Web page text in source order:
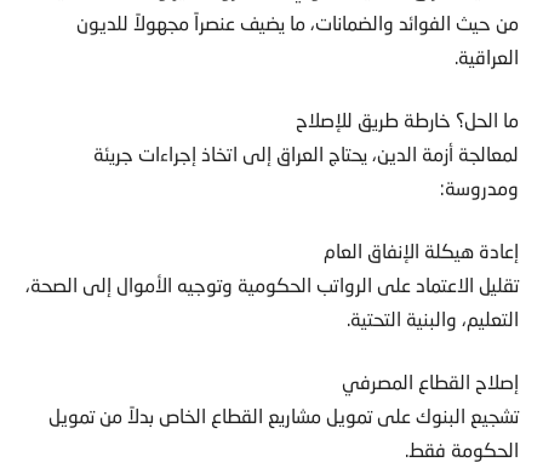
من حيث الفوائد والضمانات، ما يضيف عنصراً مجهولاً للديون
العراقية.
ما الحل؟ خارطة طريق للإصلاح
لمعالجة أزمة الدين، يحتاج العراق إلى اتخاذ إجراءات جريئة
ومدروسة:
إعادة هيكلة الإنفاق العام
تقليل الاعتماد على الرواتب الحكومية وتوجيه الأموال إلى الصحة،
التعليم، والبنية التحتية.
إصلاح القطاع المصرفي
تشجيع البنوك على تمويل مشاريع القطاع الخاص بدلاً من تمويل
الحكومة فقط.